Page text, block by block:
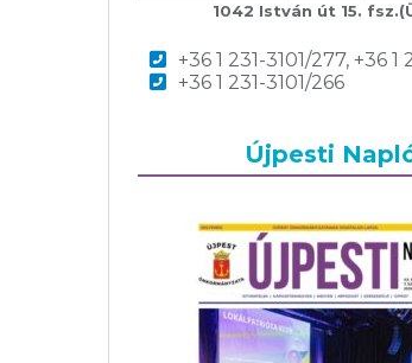
1042 István út 15.
+36 1 231-3101/277, +36 1
+36 1 231-3101/266
Újpesti